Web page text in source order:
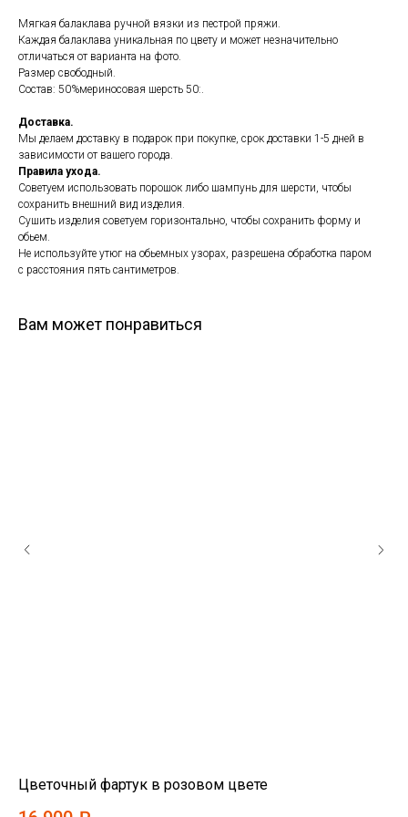
Мягкая балаклава ручной вязки из пестрой пряжи.
Каждая балаклава уникальная по цвету и может незначительно
отличаться от варианта на фото.
Размер свободный.
Состав: 50%мериносовая шерсть 50:.
Доставка.
Мы делаем доставку в подарок при покупке, срок доставки 1-5 дней в
зависимости от вашего города.
Правила ухода.
Советуем использовать порошок либо шампунь для шерсти, чтобы
сохранить внешний вид изделия.
Сушить изделия советуем горизонтально, чтобы сохранить форму и
обьем.
Не используйте утюг на обьемных узорах, разрешена обработка паром
с расстояния пять сантиметров.
Вам может понравиться
Цветочный фартук в розовом цвете